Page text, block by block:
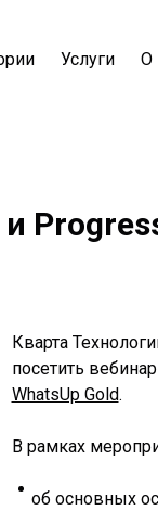
Услуги О
Кварта
посетить
WhatsUp Gold.
В рамках
об основных